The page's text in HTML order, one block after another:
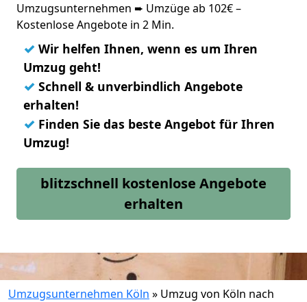
Umzugsunternehmen ➨ Umzüge ab 102€ –
Kostenlose Angebote in 2 Min.
✓ Wir helfen Ihnen, wenn es um Ihren
Umzug geht!
✓ Schnell & unverbindlich Angebote
erhalten!
✓ Finden Sie das beste Angebot für Ihren
Umzug!
blitzschnell kostenlose Angebote
erhalten
Umzugsunternehmen Köln » Umzug von Köln nach